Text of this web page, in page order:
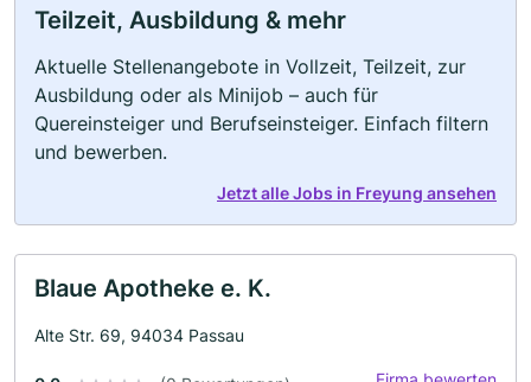
Teilzeit, Ausbildung & mehr
Aktuelle Stellenangebote in Vollzeit, Teilzeit, zur
Ausbildung oder als Minijob – auch für
Quereinsteiger und Berufseinsteiger. Einfach filtern
und bewerben.
Jetzt alle Jobs in Freyung ansehen
Blaue Apotheke e. K.
Alte Str. 69, 94034 Passau